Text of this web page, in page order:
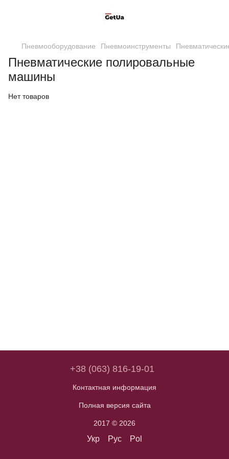
Пневмооборудование Пневмоинструменты
Пневматические полировальные
машины
Нет товаров
+38 (063) 816-19-01
Контактная информация
Полная версия сайта
2017 © 2026
Укр Рус Pol